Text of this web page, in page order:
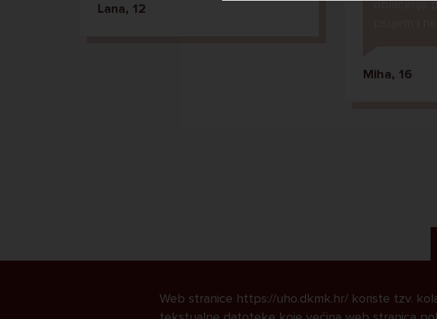
Lana, 12
oblacenja
Miha, 16
Web stranice https://uho.dkmk.hr/ koriste tzv.